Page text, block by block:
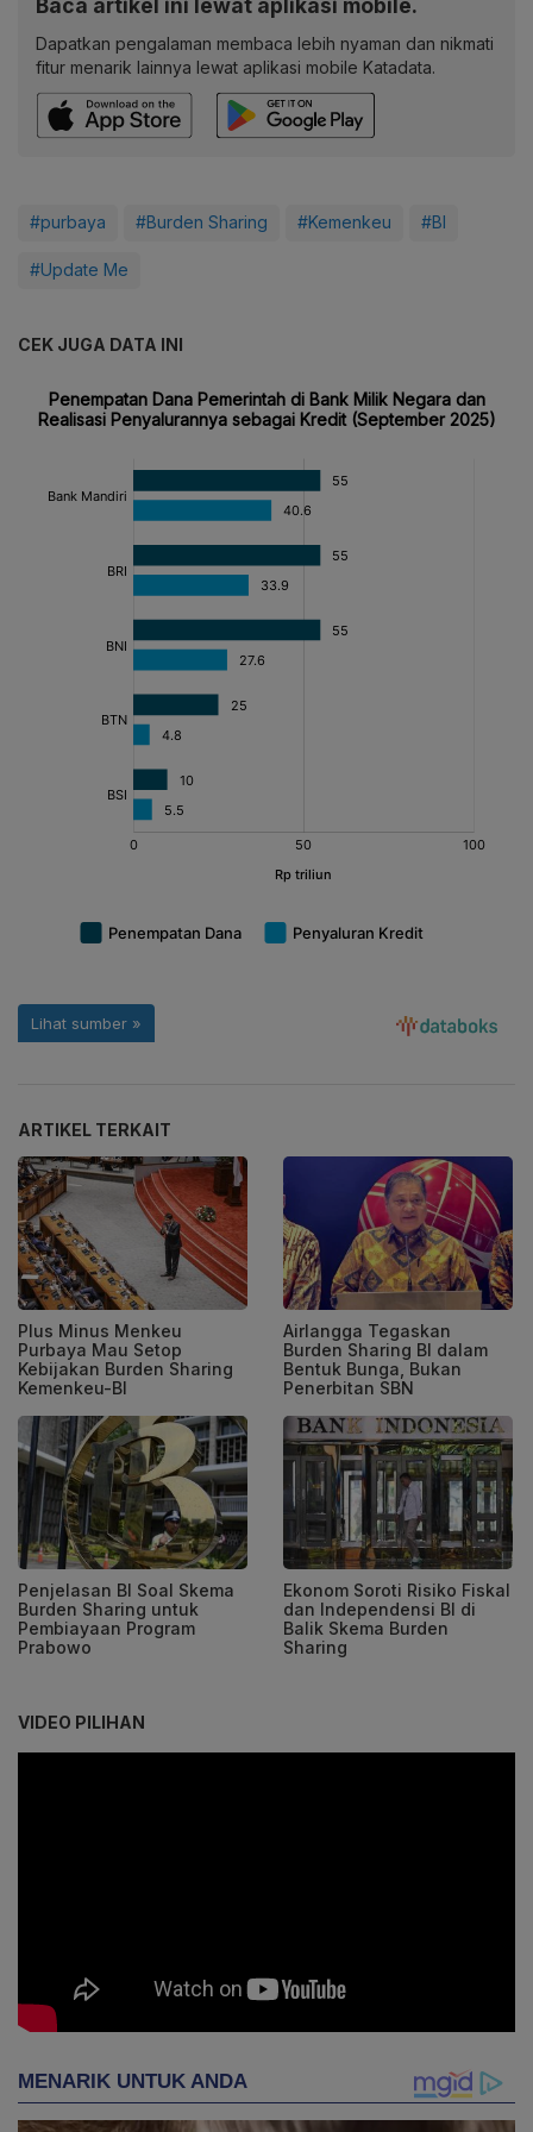
Baca artikel ini lewat aplikasi mobile.
Dapatkan pengalaman membaca lebih nyaman dan nikmati
fitur menarik lainnya lewat aplikasi mobile Katadata.
#purbaya #Burden Sharing #Kemenkeu #BI
#Update Me
CEK JUGA DATA INI
ARTIKEL TERKAIT
Plus Minus Menkeu
Purbaya Mau Setop
Kebijakan Burden Sharing
Kemenkeu-BI
Airlangga Tegaskan
Burden Sharing BI dalam
Bentuk Bunga, Bukan
Penerbitan SBN
Penjelasan BI Soal Skema
Burden Sharing untuk
Pembiayaan Program
Prabowo
Ekonom Soroti Risiko Fiskal
dan Independensi BI di
Balik Skema Burden
Sharing
VIDEO PILIHAN